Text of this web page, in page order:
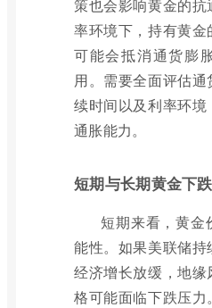
策也会影响黄金的
率环境下，持有黄金
可能会抵消通货膨
用。需要全面评估
续时间以及利率环
通胀能力。
短期与长期黄金下
短期来看，黄金
能性。如果美联储
经济增长放缓，地
格可能面临下跌压